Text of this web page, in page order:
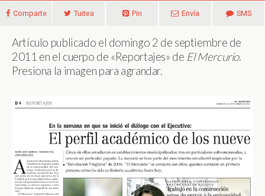
Comparte Tuitea Pin Envía SMS
Artículo publicado el domingo 2 de septiembre de
2011 en el cuerpo de «Reportajes» de El Mercurio.
Presiona la imagen para agrandar.